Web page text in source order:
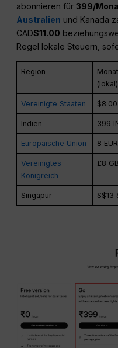
abonnieren für₹399/
Australien und Kanada
CAD$11.00
Regel lokale Steuern,
Region
(lokal)
Vereinigte Staaten $8.00
Indien ₹399
Europäische Union 8
Vereinigtes
Königreich
£8
Singapur S$13